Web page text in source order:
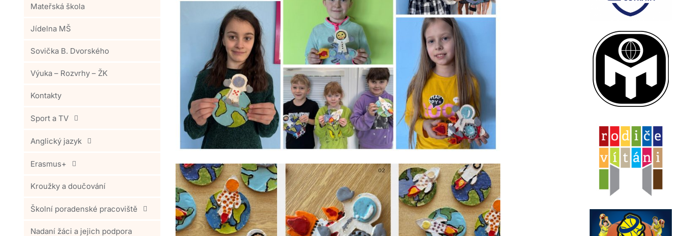
Mateřská škola
Jídelna MŠ
Sovička B. Dvorského
Výuka – Rozvrhy – ŽK
Kontakty
Sport a TV
Anglický jazyk
Erasmus+
Kroužky a doučování
Školní poradenské pracoviště
Nadaní žáci a jejich podpora